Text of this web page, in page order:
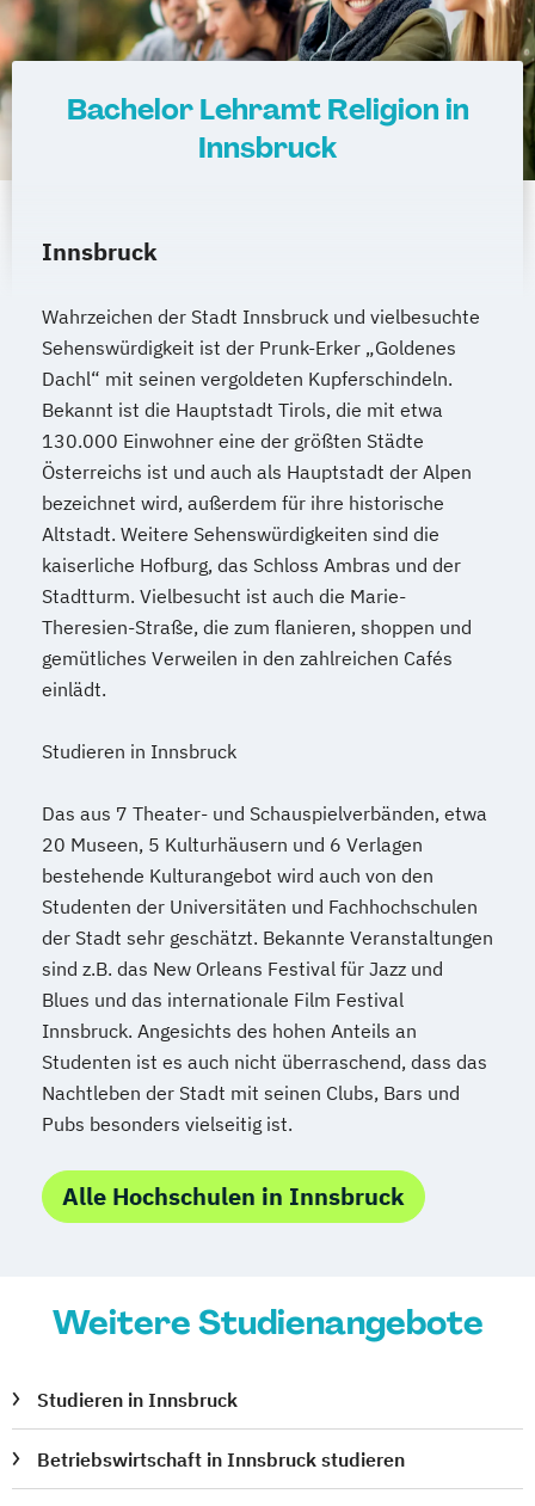
Medienpädagogik (Lehramt)
Mikrobiologie
Musikerziehung (Lehramt)
Musikwissenschaft Organization Studies
PhD Program Management
PhD Programm Katholisch-Theologische
Fakultät (Doktoratsstudium)
PhD-Doktoratsstudium Italienisches Recht
Pharmazeutische Wissenschaften
Pharmazie Philosophie
Philosophie an der Katholisch-
Theologischen Fakultät
Physik (Lehramt)
Politikwissenschaft
Politikwissenschaft: Europäische und
internationale Politik
Russisch (Lehramt)
Spanisch Spanisch (Lehramt)
Sportmanagement Sportwissenschaft
Sprach- und Medienwissenschaft
Sprachliche und literarische Varietäten in
der frankophonen Welt
Sprachwissenschaft
Technische Mathematik
Technische Wissenschaften
Translationswissenschaft
Vergleichende Literaturwissenschaft
Wirtschaft
Wirtschaftspädagogik Wirtschaftsrecht
Bachelor Lehramt Religion in
Innsbruck
Innsbruck
Wahrzeichen der Stadt Innsbruck und vielbesuchte
Sehenswürdigkeit ist der Prunk-Erker „Goldenes
Dachl“ mit seinen vergoldeten Kupferschindeln.
Bekannt ist die Hauptstadt Tirols, die mit etwa
130.000 Einwohner eine der größten Städte
Österreichs ist und auch als Hauptstadt der Alpen
bezeichnet wird, außerdem für ihre historische
Altstadt. Weitere Sehenswürdigkeiten sind die
kaiserliche Hofburg, das Schloss Ambras und der
Stadtturm. Vielbesucht ist auch die Marie-
Theresien-Straße, die zum flanieren, shoppen und
gemütliches Verweilen in den zahlreichen Cafés
einlädt.
Studieren in Innsbruck
Das aus 7 Theater- und Schauspielverbänden, etwa
20 Museen, 5 Kulturhäusern und 6 Verlagen
bestehende Kulturangebot wird auch von den
Studenten der Universitäten und Fachhochschulen
der Stadt sehr geschätzt. Bekannte Veranstaltungen
sind z.B. das New Orleans Festival für Jazz und
Blues und das internationale Film Festival
Innsbruck. Angesichts des hohen Anteils an
Studenten ist es auch nicht überraschend, dass das
Nachtleben der Stadt mit seinen Clubs, Bars und
Pubs besonders vielseitig ist.
Alle Hochschulen in Innsbruck
Weitere Studienangebote
Studieren in Innsbruck
Betriebswirtschaft in Innsbruck studieren